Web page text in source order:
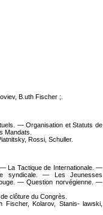
B.uth Fischer ;.
— Organisation et Statuts de
Mandats.
Rossi, Schuller.
La Tactique de Internationale. —
syndicale. — Les Jeunesses
— Question norvégienne. —
clôture du Congrès.
Fischer, Kolarov, Stanis- lawski,